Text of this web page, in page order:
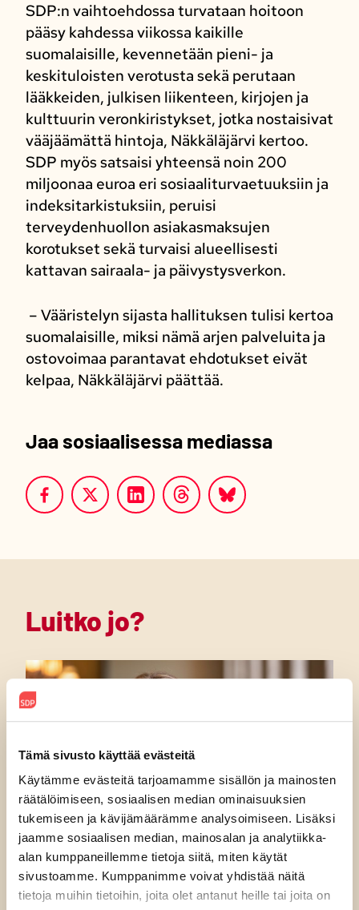
Tämä sivusto käyttää evästeitä
Käytämme evästeitä tarjoamamme sisällön ja mainosten
räätälöimiseen, sosiaalisen median ominaisuuksien
tukemiseen ja kävijämäärämme analysoimiseen. Lisäksi
jaamme sosiaalisen median, mainosalan ja analytiikka-
alan kumppaneillemme tietoja siitä, miten käytät
sivustoamme. Kumppanimme voivat yhdistää näitä
tietoja muihin tietoihin, joita olet antanut heille tai joita on
SDP:n vaihtoehdossa turvataan hoitoon
pääsy kahdessa viikossa kaikille
suomalaisille, kevennetään pieni- ja
keskituloisten verotusta sekä perutaan
lääkkeiden, julkisen liikenteen, kirjojen ja
kulttuurin veronkiristykset, jotka nostaisivat
vääjäämättä hintoja, Näkkäläjärvi kertoo.
SDP myös satsaisi yhteensä noin 200
miljoonaa euroa eri sosiaaliturvaetuuksiin ja
indeksitarkistuksiin, peruisi
terveydenhuollon asiakasmaksujen
korotukset sekä turvaisi alueellisesti
kattavan sairaala- ja päivystysverkon.
– Vääristelyn sijasta hallituksen tulisi kertoa
suomalaisille, miksi nämä arjen palveluita ja
ostovoimaa parantavat ehdotukset eivät
kelpaa, Näkkäläjärvi päättää.
Jaa sosiaalisessa mediassa
Luitko jo?
7.8.2026